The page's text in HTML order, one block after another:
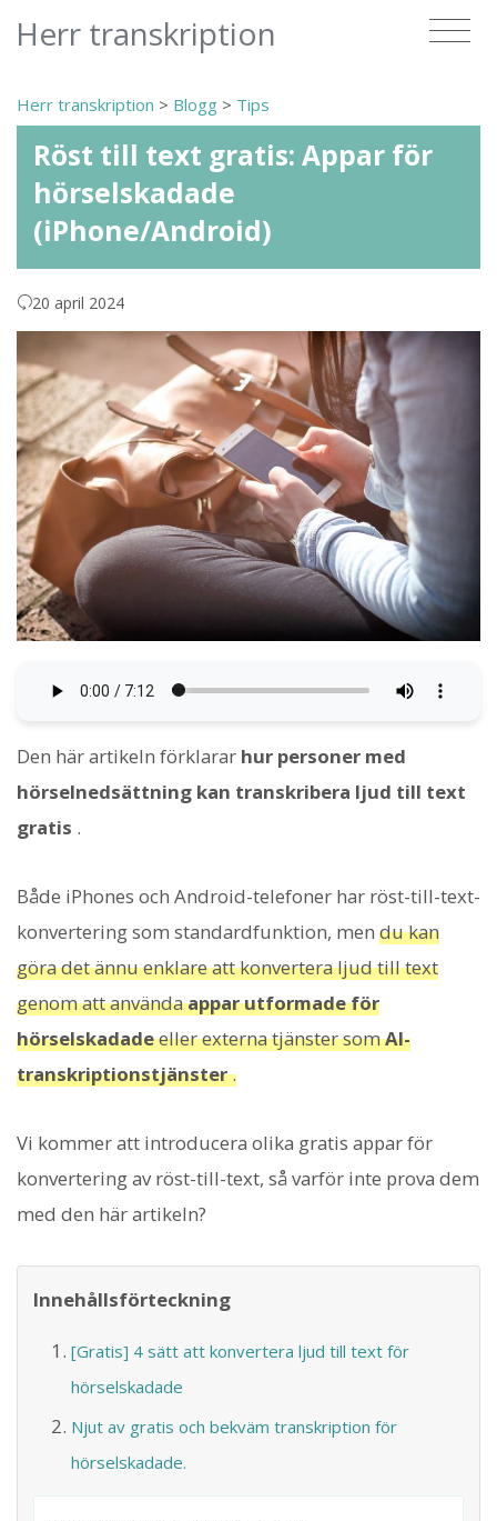
Herr transkription
Herr transkription > Blogg > Tips
Röst till text gratis: Appar för
hörselskadade
(iPhone/Android)
20 april 2024
Den här artikeln förklarar hur personer med
hörselnedsättning kan transkribera ljud till text
gratis .
Både iPhones och Android-telefoner har röst-till-text-
konvertering som standardfunktion, men du kan
göra det ännu enklare att konvertera ljud till text
genom att användaappar utformade för
hörselskadadeeller externa tjänster somAI-
transkriptionstjänster.
Vi kommer att introducera olika gratis appar för
konvertering av röst-till-text, så varför inte prova dem
med den här artikeln?
Innehållsförteckning
[Gratis] 4 sätt att konvertera ljud till text för
hörselskadade
Njut av gratis och bekväm transkription för
hörselskadade.